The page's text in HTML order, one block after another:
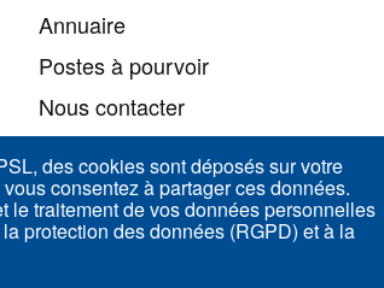
des cookies sont déposés sur votre
consentez à partager ces données.
le traitement de vos données personnelles
protection des données (RGPD) et à la
Annuaire
Postes à pourvoir
Nous contacter
Accès
rue Lhomond 75005 Paris - France